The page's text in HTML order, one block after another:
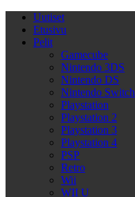
Uutiset
Etusivu
Pelit
Gamecube
Nintendo 3DS
Nintendo DS
Nintendo Switch
Playstation
Playstation 2
Playstation 3
Playstation 4
PSP
Retro
Wii
WII U